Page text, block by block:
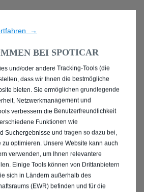
SIE ALLE
ANTRIEB IN
→
BEI SPOTICAR
und/oder andere Tracking-Tools (die
dass wir Ihnen die bestmögliche
bieten. Sie ermöglichen grundlegende
Netzwerkmanagement und
verbessern die Benutzerfreundlichkeit
Funktionen wie
Suchergebnisse und tragen so dazu bei,
zu optimieren. Unsere Website kann auch
verwenden, um Ihnen relevantere
Einige Tools können von Drittanbietern
sich in Ländern außerhalb des
(EWR) befinden und für die